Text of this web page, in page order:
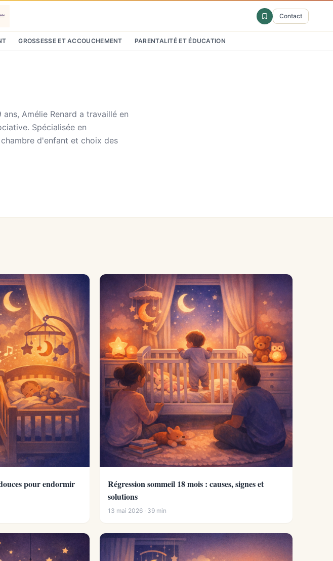
Contact
GROSSESSE ET ACCOUCHEMENT PARENTALITÉ ET ÉDUCATION
Amélie Renard a travaillé en
Spécialisée en
d'enfant et choix des
pour endormir
Régression sommeil 18 mois : causes, signes et
solutions
13 mai 2026 · 39 min